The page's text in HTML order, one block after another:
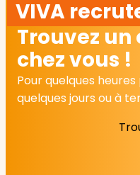
VIVA
Trouvez
chez vous !
Pour quelques
quelques jours ou à